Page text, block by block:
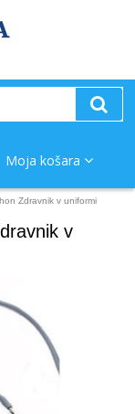
Moja košara
Zdravnik v uniformi
v